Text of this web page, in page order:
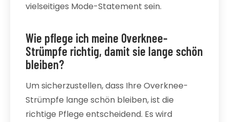
vielseitiges Mode-Statement sein.
Wie pflege ich meine Overknee-
Strümpfe richtig, damit sie lange schön
bleiben?
Um sicherzustellen, dass Ihre Overknee-
Strümpfe lange schön bleiben, ist die
richtige Pflege entscheidend. Es wird